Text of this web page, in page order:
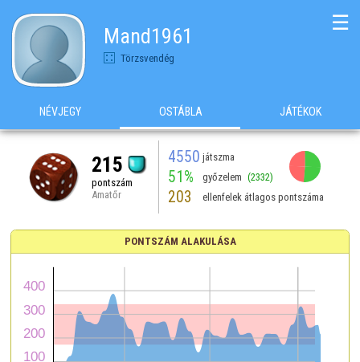
Mand1961
Törzsvendég
☰
NÉVJEGY OSTÁBLA JÁTÉKOK
215
pontszám
Amatőr
4550 játszma
51% győzelem (2332)
203 ellenfelek átlagos pontszáma
PONTSZÁM ALAKULÁSA